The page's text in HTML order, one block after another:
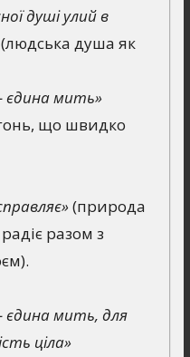
душі улий в
душа як
єдина мить»
що швидко
(природа
разом з
мить, для
ціла»